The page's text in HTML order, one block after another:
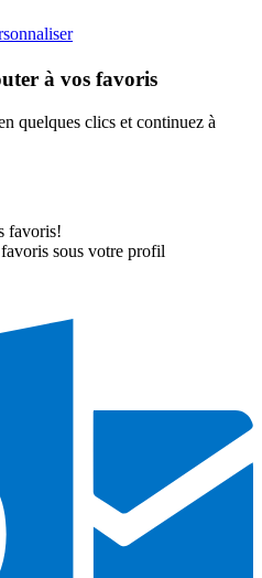
à vos favoris
quelques clics et continuez à
favoris!
sous votre profil